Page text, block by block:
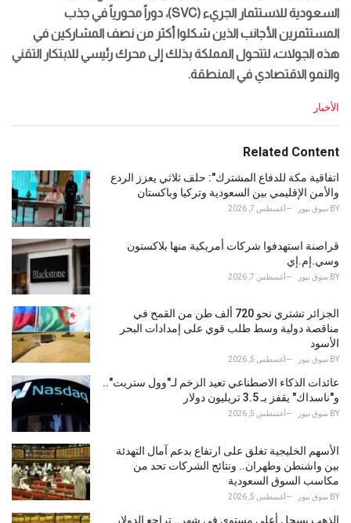
السعودية للاستثمار الجريء (SVC)، دوراً محورياً في جذب
المستثمرين الأجانب الذين شكلوا أكثر من نصف المشاركين في
هذه الجولات، لتتحول المملكة بذلك إلى محرك رئيسي للابتكار التقني
والنمو الاقتصادي في المنطقة.
C
e
o
r
i
:
الأخبار
Related Content
اتفاقية مكة للدفاع المشترك": حلف ثلاثي يعزز الردع
والأمن الإقليمي بين السعودية وتركيا وباكستان
BY سوق نيوز أغسطس 7, 2026
قراصنة استهدفوا شركات أمريكية منها بلاكستون
وسي.إم.إي
BY سوق نيوز أغسطس 7, 2026
الجزائر تشتري نحو 720 ألف طن من القمح في
مناقصة دولية وسط طلب قوي على إمدادات البحر
الأسود
BY سوق نيوز أغسطس 5, 2026
عائدات الذكاء الاصطناعي تعيد الزخم لـ"وول ستريت"..
و"ناسداك" يقفز بـ 3.5 تريليون دولار
BY سوق نيوز أغسطس 5, 2026
الأسهم الخليجية تغلق على ارتفاع بدعم آمال التهدئة
بين واشنطن وطهران.. ونتائج الشركات تحد من
مكاسب السوق السعودية
BY سوق نيوز أغسطس 5, 2026
الذهب يسجل أعلى مستوى في شهر.. تراجع الدولار